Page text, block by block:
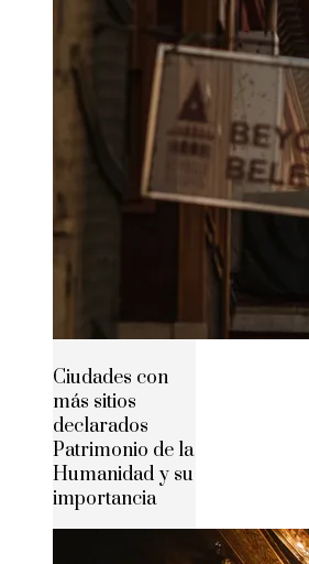
Ciudades con
más sitios
declarados
Patrimonio de la
Humanidad y su
importancia